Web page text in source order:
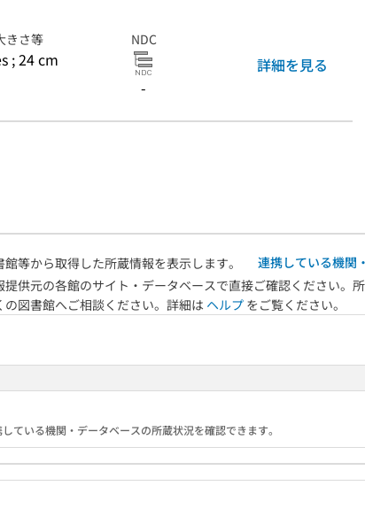
きさ等
; 24 cm
NDC
-
詳細を見る
等から取得した所蔵情報を表示します。
連携している機関
供元の各館のサイト・データベースで直接ご確認ください。
図書館へご相談ください。詳細は ヘルプ をご覧ください。
ている機関・データベースの所蔵状況を確認できます。